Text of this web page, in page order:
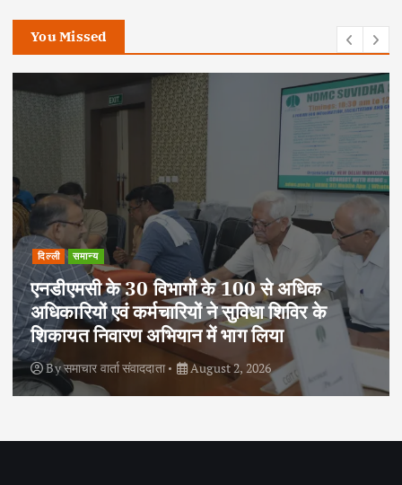
You Missed
दिल्ली राष्ट्रीय समान्य
आजादी के 79 वर्ष पूर्ण होने पर एनसीसी ने निकाली
साइक्लोथॉन-2026, फिटनेस और पर्यावरण संरक्षण
का दिया संदेश
Byसमाचार वार्ता संवाददाता August 2, 2026